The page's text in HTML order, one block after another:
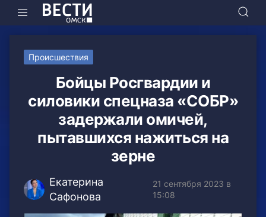
Происшествия
Бойцы Росгвардии и
силовики спецназа «СОБР»
задержали омичей,
пытавшихся нажиться на
зерне
Екатерина
Сафонова
21 сентября 2023 в
15:08